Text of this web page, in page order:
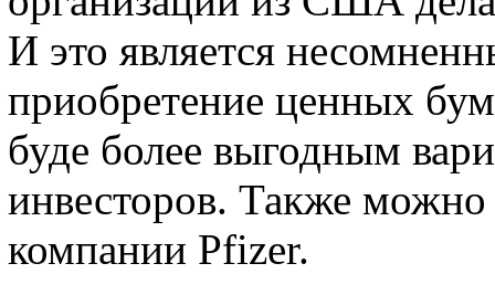
И это является
приобретение ценных
буде более выгодным
инвесторов. Также
компании Pfizer.